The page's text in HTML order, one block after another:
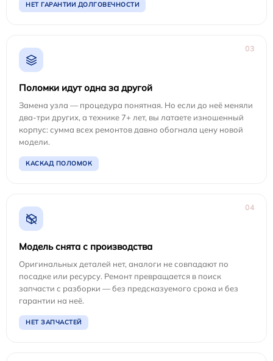
НЕТ ГАРАНТИИ ДОЛГОВЕЧНОСТИ
03
Поломки идут одна за другой
Замена узла — процедура понятная. Но если до неё меняли
два-три других, а технике 7+ лет, вы латаете изношенный
корпус: сумма всех ремонтов давно обогнала цену новой
модели.
КАСКАД ПОЛОМОК
04
Модель снята с производства
Оригинальных деталей нет, аналоги не совпадают по
посадке или ресурсу. Ремонт превращается в поиск
запчасти с разборки — без предсказуемого срока и без
гарантии на неё.
НЕТ ЗАПЧАСТЕЙ